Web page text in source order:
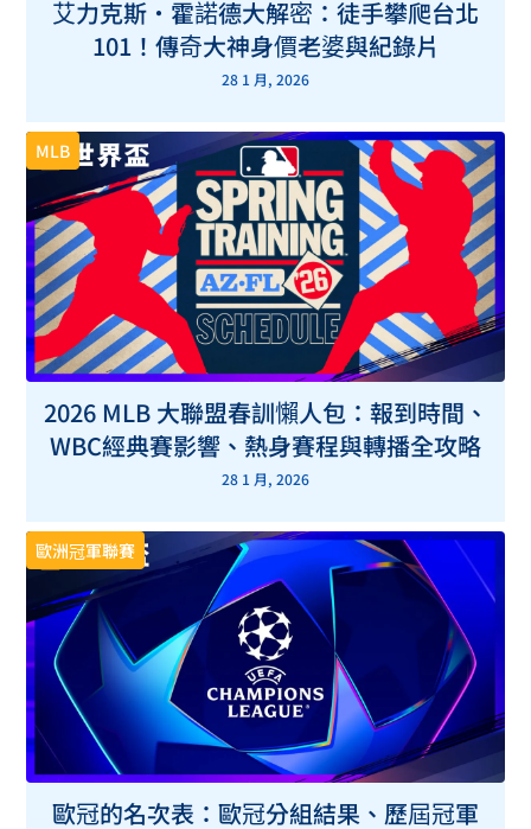
艾力克斯・霍諾德大解密：徒手攀爬台北
101！傳奇大神身價老婆與紀錄片
28 1 月, 2026
MLB
2026 MLB 大聯盟春訓懶人包：報到時間、
WBC經典賽影響、熱身賽程與轉播全攻略
28 1 月, 2026
歐洲冠軍聯賽
歐冠的名次表：歐冠分組結果、歷屆冠軍